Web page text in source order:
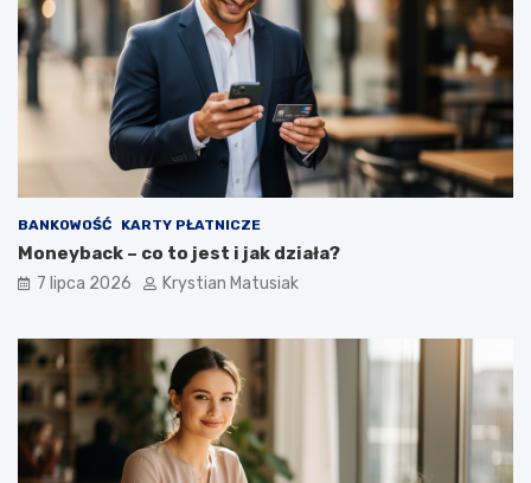
BANKOWOŚĆ KARTY PŁATNICZE
Moneyback – co to jest i jak działa?
7 lipca 2026 Krystian Matusiak